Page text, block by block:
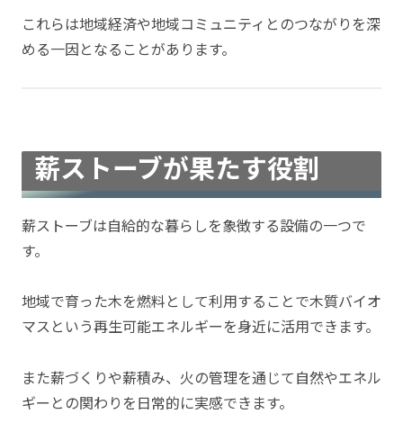
これらは地域経済や地域コミュニティとのつながりを深
める一因となることがあります。
薪ストーブが果たす役割
薪ストーブは自給的な暮らしを象徴する設備の一つで
す。
地域で育った木を燃料として利用することで木質バイオ
マスという再生可能エネルギーを身近に活用できます。
また薪づくりや薪積み、火の管理を通じて自然やエネル
ギーとの関わりを日常的に実感できます。